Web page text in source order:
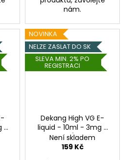
nám.
-
NOVINKA
NELZE ZASLAT DO SK
SLEVA MIN. 2% PO
REGISTRACI
Dekang High VG E-
liquid - 10ml - 3mg -
Milky Way (Tvarohový
koláč s mandlemi)
Není skladem
159 Kč